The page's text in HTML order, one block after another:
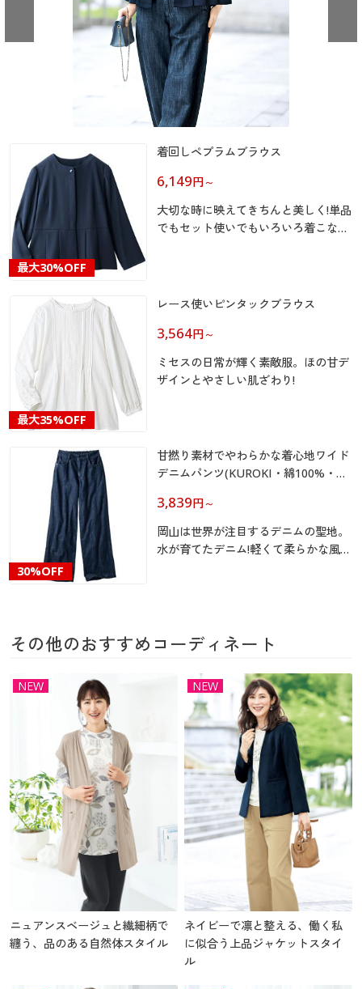
ジュニア・ティーンズ下着
大きいサイズ レディース服
大きいサイズ レディース下着
大きいサイズ 事務・制服
バーゲンセール
シークレットセール
商品カテゴリ一覧
カタログ・チラシからのご注文
デジタルカタログ
カタログ無料プレゼント
閲覧履歴
お気に入り
サポート
ご利用ガイド
よくある質問とお問い合わせ
大きいサイズ レディース下着
大きいサイズ メンズ
大きいサイズ 事務・制服
シークレットセール
商品カテゴリ一覧
カタログ・チラシからのご注文
カタログ無料プレゼント
会員メニュー
マイページ
閲覧履歴
お気に入り
サポート
よくある質問とお問い合わせ
着回しペプラムブラウス
最大30%OFF
6,149円 ～
大切な時に映えてきちんと美しく!単品
でもセット使いでもいろいろ着こなせ
レース使いピンタックブラウス
最大35%OFF
3,564円 ～
ミセスの日常が輝く素敵服。ほの甘デ
ザインとやさしい肌ざわり!
甘撚り素材でやわらかな着心地ワイド
デニムパンツ(KUROKI・綿100%・生
30%OFF
3,839円 ～
岡山は世界が注目するデニムの聖地。
水が育てたデニム!軽くて柔らかな風合
その他のおすすめコーディネート
NEW
ニュアンスベージュと繊細柄で
纏う、品のある自然体スタイル
NEW
ネイビーで凛と整える、働く私
に似合う上品ジャケットスタイ
ル